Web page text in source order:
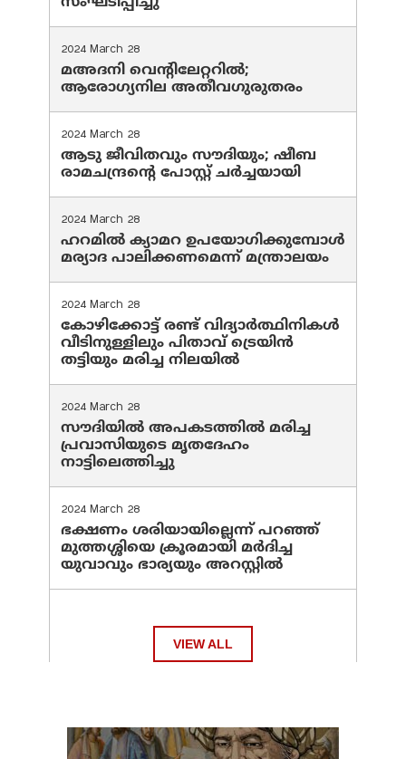
2024 March 28
മഅദനി വെന്റിലേറ്ററിൽ;
ആരോഗ്യനില അതീവഗുരുതരം
2024 March 28
ആടു ജീവിതവും സൗദിയും; ഷീബ
രാമചന്ദ്രന്റെ പോസ്റ്റ് ചര്‍ച്ചയായി
2024 March 28
ഹറമില്‍ ക്യാമറ ഉപയോഗിക്കുമ്പോള്‍
മര്യാദ പാലിക്കണമെന്ന് മന്ത്രാലയം
2024 March 28
കോഴിക്കോട്ട് രണ്ട് വിദ്യാർത്ഥിനികൾ
വീടിനുള്ളിലും പിതാവ് ട്രെയിൻ
തട്ടിയും മരിച്ച നിലയിൽ
2024 March 28
സൗദിയില്‍ അപകടത്തില്‍ മരിച്ച
പ്രവാസിയുടെ മൃതദേഹം
നാട്ടിലെത്തിച്ചു
2024 March 28
ഭക്ഷണം ശരിയായില്ലെന്ന് പറഞ്ഞ്
മുത്തശ്ശിയെ ക്രൂരമായി മര്‍ദിച്ച
യുവാവും ഭാര്യയും അറസ്റ്റില്‍
VIEW ALL